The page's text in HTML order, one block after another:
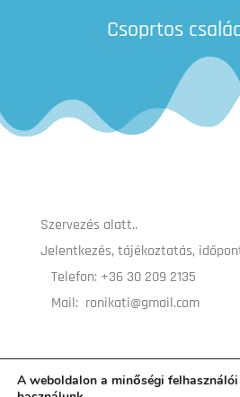
Csoprtos
Szervezés alatt..
Jelentkezés, tájékoztatás,
Telefon: +36 30 209 2135
Mail: ronikati@gmail.com
A weboldalon a minőségi